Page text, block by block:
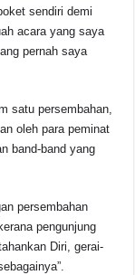
sendiri demi
acara yang saya
pernah saya
satu persembahan,
oleh para peminat
band-band yang
persembahan
pengunjung
Diri, gerai-